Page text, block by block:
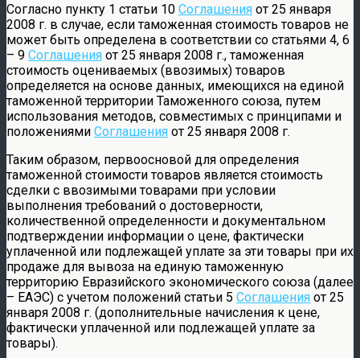
Согласно пункту 1 статьи 10 Соглашения от 25 января
2008 г. в случае, если таможенная стоимость товаров не
может быть определена в соответствии со статьями 4, 6
– 9 Соглашения от 25 января 2008 г., таможенная
стоимость оцениваемых (ввозимых) товаров
определяется на основе данных, имеющихся на единой
таможенной территории Таможенного союза, путем
использования методов, совместимых с принципами и
положениями Соглашения от 25 января 2008 г.
Таким образом, первоосновой для определения
таможенной стоимости товаров является стоимость
сделки с ввозимыми товарами при условии
выполнения требований о достоверности,
количественной определенности и документальном
подтверждении информации о цене, фактически
уплаченной или подлежащей уплате за эти товары при их
продаже для вывоза на единую таможенную
территорию Евразийского экономического союза (далее
– ЕАЭС) с учетом положений статьи 5 Соглашения от 25
января 2008 г. (дополнительные начисления к цене,
фактически уплаченной или подлежащей уплате за
товары).